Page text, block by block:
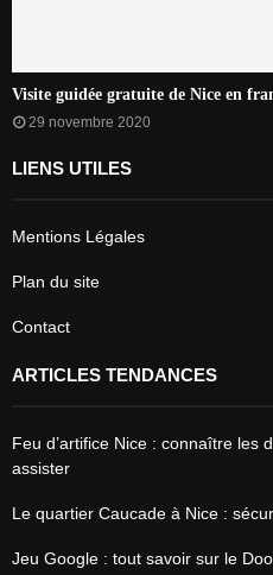
Visite guidée gratuite de Nice en
29 novembre 2020
LIENS UTILES
Mentions Légales
Plan du site
Contact
ARTICLES TENDANCES
Feu d’artifice Nice : connaître les
assister
Le quartier Caucade à Nice :
Jeu Google : tout savoir sur le